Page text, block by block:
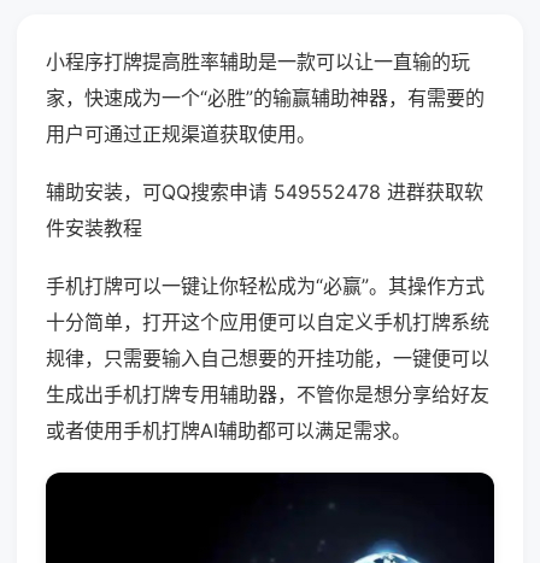
小程序打牌提高胜率辅助是一款可以让一直输的玩
家，快速成为一个“必胜”的输赢辅助神器，有需要的
用户可通过正规渠道获取使用。
辅助安装，可QQ搜索申请 549552478 进群获取软
件安装教程
手机打牌可以一键让你轻松成为“必赢”。其操作方式
十分简单，打开这个应用便可以自定义手机打牌系统
规律，只需要输入自己想要的开挂功能，一键便可以
生成出手机打牌专用辅助器，不管你是想分享给好友
或者使用手机打牌AI辅助都可以满足需求。